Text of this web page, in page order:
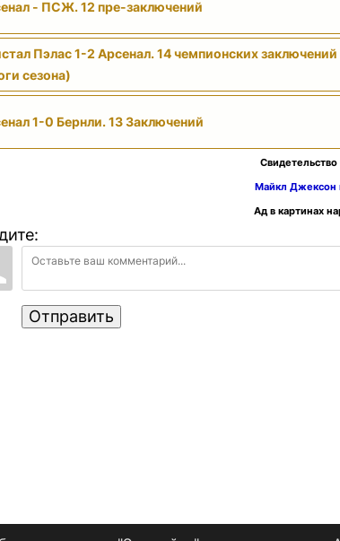
- ПСЖ. 12 пре-заключений
Пэлас 1-2 Арсенал. 14 чемпионских заключений
сезона)
1-0 Бернли. 13 Заключений
Майкл Джексон
Ад в картинах
Отправить